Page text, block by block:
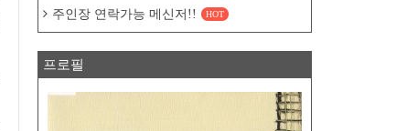
주인장 연락가능 메신저!! HOT
프로필